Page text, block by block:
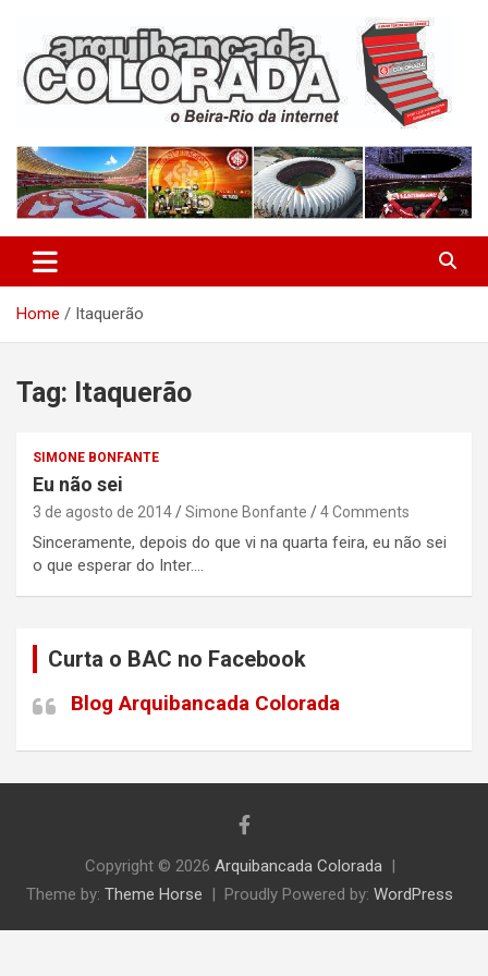
content
Arquibancada Colorada
Home Itaquerão
Tag: Itaquerão
SIMONE BONFANTE
Eu não sei
3 de agosto de 2014 Simone Bonfante 4 Comments
Sinceramente, depois do que vi na quarta feira, eu não sei
o que esperar do Inter.…
Curta o BAC no Facebook
Blog Arquibancada Colorada
Copyright © 2026 Arquibancada Colorada
Theme by: Theme Horse Proudly Powered by: WordPress